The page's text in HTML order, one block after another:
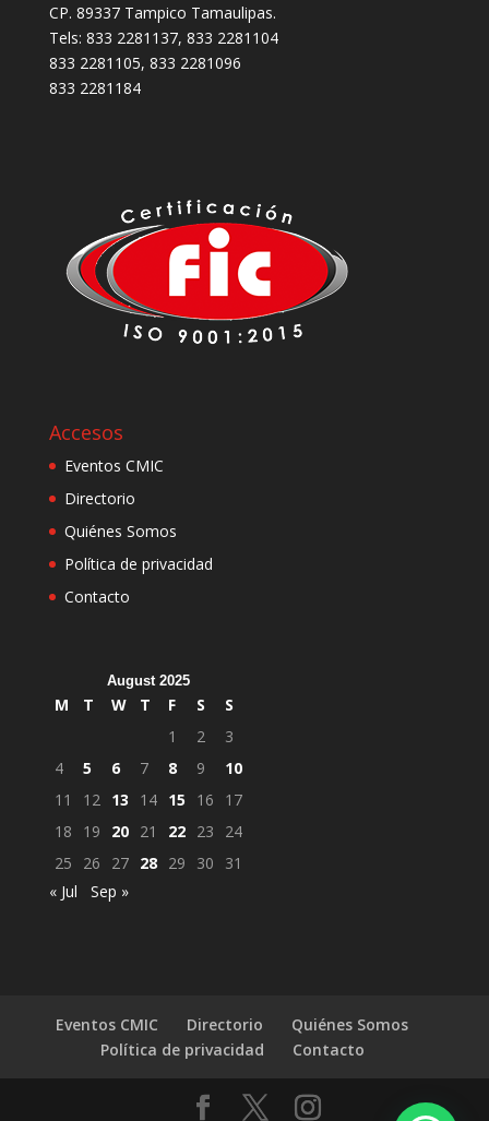
CP. 89337 Tampico Tamaulipas.
Tels: 833 2281137, 833 2281104
833 2281105, 833 2281096
833 2281184
Accesos
Eventos CMIC
Directorio
Quiénes Somos
Política de privacidad
Contacto
August 2025
M T W T F S
S
1
2
3
4
5 6 7 8 9
10
11
12 13 14 15 16
17
18
19 20 21 22 23
24
25
26 27 28 29 30
31
« Jul
Sep »
Eventos CMIC Directorio
Quiénes Somos
Política de privacidad
Contacto